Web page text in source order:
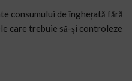
consumului de înghețată fără
care trebuie să-și controleze